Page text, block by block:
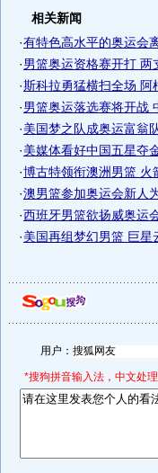
相关新闻
·有特色高水平的奥运会
·男篮奥运资格赛开打 两
·斯科拉勇猛横扫全场 阿
·男篮奥运落选赛将开战
·美国梦之队成奥运富翁
·美媒体看好中国五星夺
·博古特领衔澳洲男篮 火
·澳男篮参加奥运会新人
·西班牙男篮欲扬威奥运
·美国再组梦幻男篮 巨星
用户：
*搜狗拼音输入法，中文处